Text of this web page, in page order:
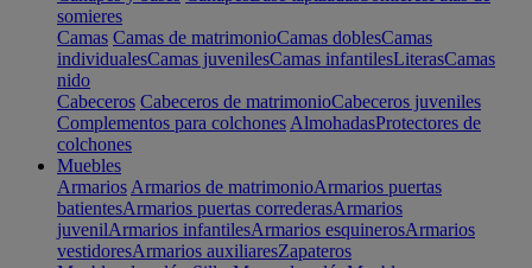
somieres
Camas Camas de matrimonioCamas doblesCamas
individualesCamas juvenilesCamas infantilesLiterasCamas
nido
Cabeceros Cabeceros de matrimonioCabeceros juveniles
Complementos para colchones AlmohadasProtectores de
colchones
Muebles
Armarios Armarios de matrimonioArmarios puertas
batientesArmarios puertas correderasArmarios
juvenilArmarios infantilesArmarios esquinerosArmarios
vestidoresArmarios auxiliaresZapateros